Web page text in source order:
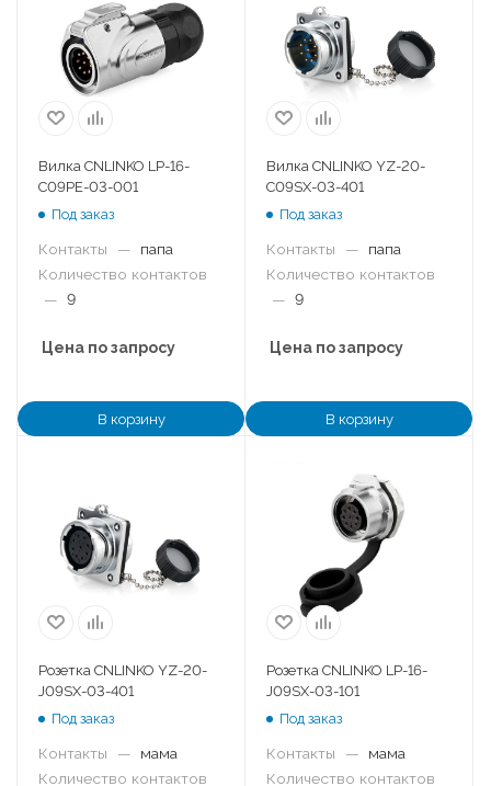
Вилка CNLINKO LP-16-
C09PE-03-001
Под заказ
Контакты —
папа
Количество контактов
— 9
Цена по запросу
В корзину
Вилка CNLINKO YZ-20-
C09SX-03-401
Под заказ
Контакты —
папа
Количество контактов
— 9
Цена по запросу
В корзину
Розетка CNLINKO YZ-20-
J09SX-03-401
Под заказ
Контакты —
мама
Количество контактов
Розетка CNLINKO LP-16-
J09SX-03-101
Под заказ
Контакты —
мама
Количество контактов